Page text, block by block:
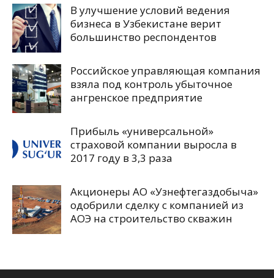
В улучшение условий ведения
бизнеса в Узбекистане верит
большинство респондентов
Российское управляющая компания
взяла под контроль убыточное
ангренское предприятие
Прибыль «универсальной»
страховой компании выросла в
2017 году в 3,3 раза
Акционеры АО «Узнефтегаздобыча»
одобрили сделку с компанией из
АОЭ на строительство скважин